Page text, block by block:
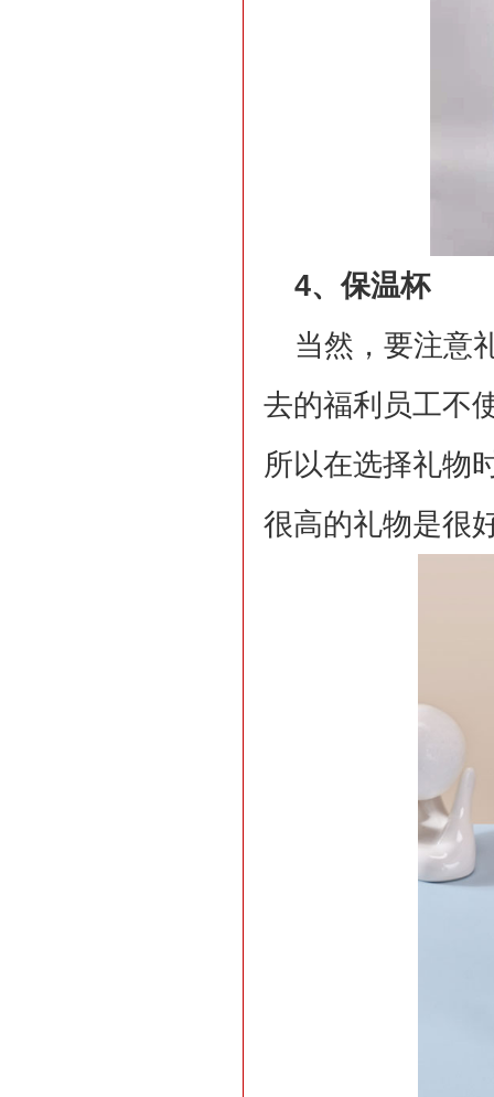
4、保温杯
当然，要注意
去的福利员工不
所以在选择礼物
很高的礼物是很